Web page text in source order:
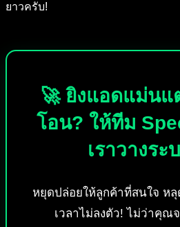
ยาวครับ!
🚀 ยิงแอดแม่น
โอน? ให้ทีม
เราวางระ
หยุดปล่อยให้ลูกค้าที่สนใจ หลุ
เวลาไม่ลงตัว! ไม่ว่าคุณ